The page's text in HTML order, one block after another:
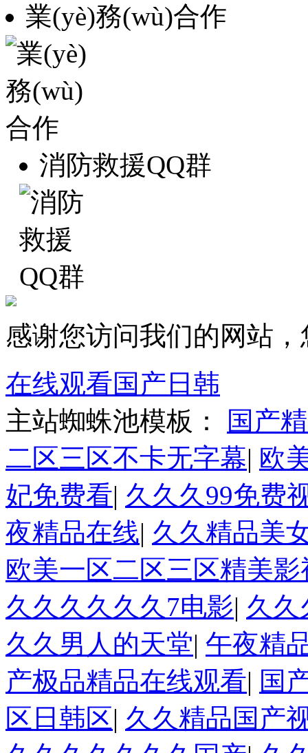
業(yè)務(wù)合作
消防救援QQ群
感谢您访问我们的网站
在线观看国产日韩
主站蜘蛛池模板：
国产
二区三区不卡无字幕| 欧
妃免费看| 久久久99免费
夜精品在线| 久久精品美
欧美一区二区三区精美影
久久久久久久7电影| 久久
久久男人的天堂| 午夜精
产极品精品在线观看| 国
区日韩区| 久久精品国产